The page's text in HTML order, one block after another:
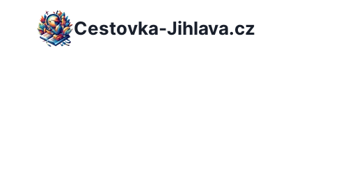
Přeskočit
Cestovka-Jihlava.cz